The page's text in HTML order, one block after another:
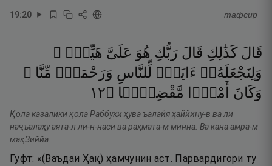
19:20 тафсир
قَالَ كَذَٰلِكِ قَالَ رَبُّكِ هُوَ عَلَىَّ هَيِّنٌۭ ۖ
وَلِنَجْعَلَهُۥٓ ءَايَةًۭ لِّلنَّاسِ وَرَحْمَةًۭ مِّنَّا ۚ
وَكَانَ
أَمْرًۭا مَّقْضِيًّۭا ۝٢١
Қола казалики қола Раббуки ҳува ъалайя ҳаййину-в ва ли
наҷъалаҳу аята-л ли-н-наси ва раҳмата-м минна. Ва кана амра-м
мақЗиййа.
Гуфт: «(Ваъдаи Ҳақ) ҳамчунин аст. Парвардигори ту